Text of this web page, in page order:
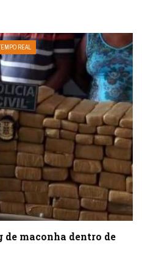
REAL
de maconha dentro de